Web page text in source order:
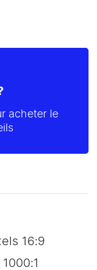
acheter le
16:9